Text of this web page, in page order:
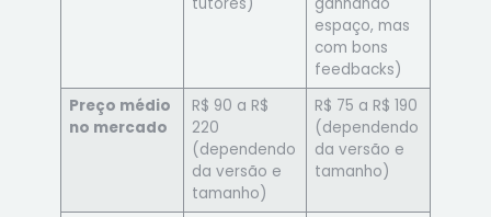
espaço, mas
com bons
feedbacks)
Preço médio
no mercado
R$ 90 a R$
220
(dependendo
da versão e
tamanho)
R$ 75 a R$ 190
(dependendo
da versão e
tamanho)